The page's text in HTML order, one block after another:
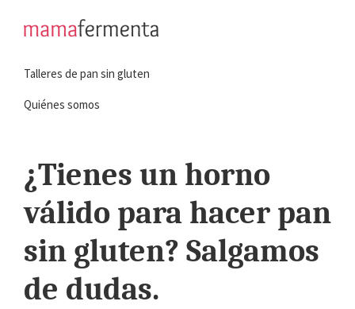
navegación
principal
principal
a
hacer
gluten
Talleres de pan sin gluten
Quiénes somos
¿Tienes un horno
válido para hacer pan
sin gluten? Salgamos
de dudas.